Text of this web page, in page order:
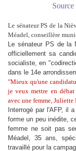
Le sénateur PS de la
Méadel, conseillère
Le sénateur PS de la
officiellement sa
socialiste, en
dans le 14e
"Mieux qu'une
je veux mettre en
avec une femme, Juliette
Interrogé par l'AFP, il a
forme un peu inédite,
femme ne soit pas
Méadel, 35 ans,
travaillé pour la